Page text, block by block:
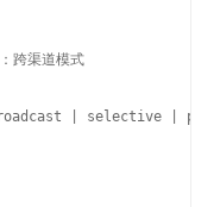
跨渠道模式
| selective |